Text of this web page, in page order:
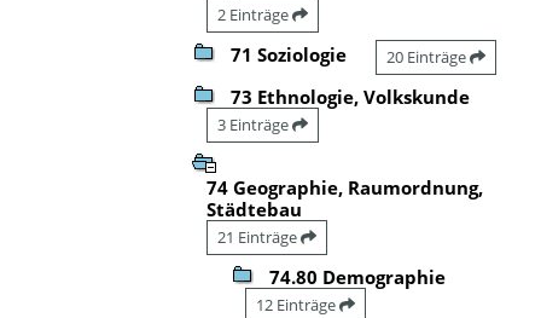
2 Einträge
71 Soziologie 20 Einträge
73 Ethnologie, Volkskunde
3 Einträge
74 Geographie, Raumordnung,
Städtebau
21 Einträge
74.80 Demographie
12 Einträge